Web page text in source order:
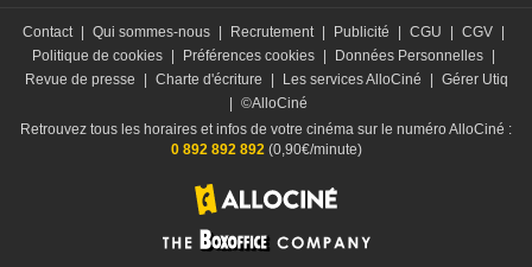
Contact Qui sommes-nous Recrutement Publicité CGU CGV
Politique de cookies
Préférences cookies Données Personnelles
Revue de presse
Charte d'écriture Les services AlloCiné
Gérer Utiq
©AlloCiné
Retrouvez tous les horaires et infos de votre cinéma sur le numéro AlloCiné :
0 892 892 892(0,90€/minute)